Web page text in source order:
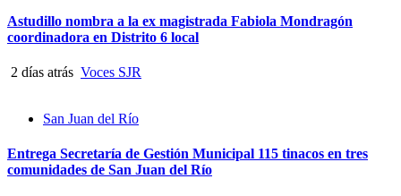
Astudillo nombra a la ex magistrada Fabiola Mondragón
coordinadora en Distrito 6 local
2 días atrás Voces SJR
San Juan del Río
Entrega Secretaría de Gestión Municipal 115 tinacos en tres
comunidades de San Juan del Río